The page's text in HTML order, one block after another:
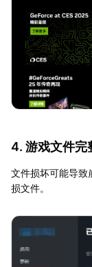
4. 游戏文件完
文件损坏可能导致
损文件。